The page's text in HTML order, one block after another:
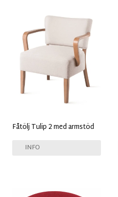
Fåtölj Tulip 2 med armstöd
INFO